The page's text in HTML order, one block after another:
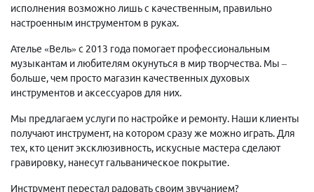
исполнения возможно лишь с качественным, правильно
настроенным инструментом в руках.
Ателье «Вель» с 2013 года помогает профессиональным
музыкантам и любителям окунуться в мир творчества. Мы –
больше, чем просто магазин качественных духовых
инструментов и аксессуаров для них.
Мы предлагаем услуги по настройке и ремонту. Наши клиенты
получают инструмент, на котором сразу же можно играть. Для
тех, кто ценит эксклюзивность, искусные мастера сделают
гравировку, нанесут гальваническое покрытие.
Инструмент перестал радовать своим звучанием?